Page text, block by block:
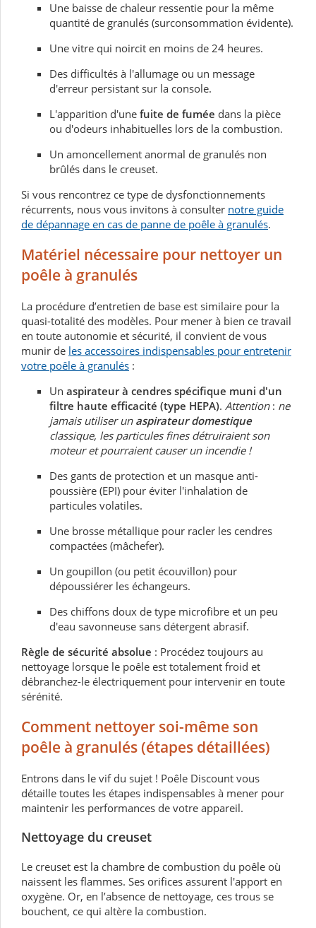
Une baisse de chaleur ressentie pour la même
quantité de granulés (surconsommation évidente).
Une vitre qui noircit en moins de 24 heures.
Des difficultés à l'allumage ou un message
d'erreur persistant sur la console.
L'apparition d'une fuite de fumée dans la pièce
ou d'odeurs inhabituelles lors de la combustion.
Un amoncellement anormal de granulés non
brûlés dans le creuset.
Si vous rencontrez ce type de dysfonctionnements
récurrents, nous vous invitons à consulter notre guide
de dépannage en cas de panne de poêle à granulés.
Matériel nécessaire pour nettoyer un
poêle à granulés
La procédure d’entretien de base est similaire pour la
quasi-totalité des modèles. Pour mener à bien ce travail
en toute autonomie et sécurité, il convient de vous
munir de les accessoires indispensables pour entretenir
votre poêle à granulés :
Un aspirateur à cendres spécifique muni d'un
filtre haute efficacité (type HEPA). Attention: ne
jamais utiliser un aspirateur domestique
classique, les particules fines détruiraient son
moteur et pourraient causer un incendie !
Des gants de protection et un masque anti-
poussière (EPI) pour éviter l'inhalation de
particules volatiles.
Une brosse métallique pour racler les cendres
compactées (mâchefer).
Un goupillon (ou petit écouvillon) pour
dépoussiérer les échangeurs.
Des chiffons doux de type microfibre et un peu
d'eau savonneuse sans détergent abrasif.
Règle de sécurité absolue : Procédez toujours au
nettoyage lorsque le poêle est totalement froid et
débranchez-le électriquement pour intervenir en toute
sérénité.
Comment nettoyer soi-même son
poêle à granulés (étapes détaillées)
Entrons dans le vif du sujet ! Poêle Discount vous
détaille toutes les étapes indispensables à mener pour
maintenir les performances de votre appareil.
Nettoyage du creuset
Le creuset est la chambre de combustion du poêle où
naissent les flammes. Ses orifices assurent l'apport en
oxygène. Or, en l’absence de nettoyage, ces trous se
bouchent, ce qui altère la combustion.